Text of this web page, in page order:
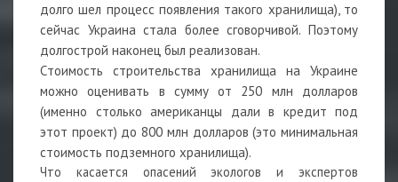
долго шел процесс появления такого хранилища), то
сейчас Украина стала более сговорчивой. Поэтому
долгострой наконец был реализован.
Стоимость строительства хранилища на Украине
можно оценивать в сумму от 250 млн долларов
(именно столько американцы дали в кредит под
этот проект) до 800 млн долларов (это минимальная
стоимость подземного хранилища).
Что касается опасений экологов и экспертов